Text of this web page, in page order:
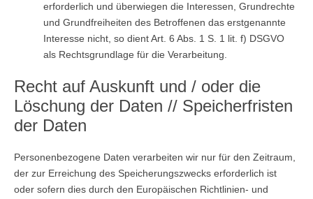
erforderlich und überwiegen die Interessen, Grundrechte
und Grundfreiheiten des Betroffenen das erstgenannte
Interesse nicht, so dient Art. 6 Abs. 1 S. 1 lit. f) DSGVO
als Rechtsgrundlage für die Verarbeitung.
Recht auf Auskunft und / oder die
Löschung der Daten // Speicherfristen
der Daten
Personenbezogene Daten verarbeiten wir nur für den Zeitraum,
der zur Erreichung des Speicherungszwecks erforderlich ist
oder sofern dies durch den Europäischen Richtlinien- und